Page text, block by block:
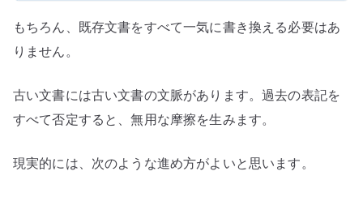
もちろん、既存文書をすべて一気に書き換える必要はあ
りません。
古い文書には古い文書の文脈があります。過去の表記を
すべて否定すると、無用な摩擦を生みます。
現実的には、次のような進め方がよいと思います。